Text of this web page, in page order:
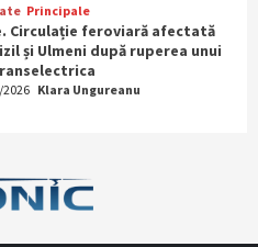
Principale
Circulație feroviară afectată
și Ulmeni după ruperea unui
Klara Ungureanu